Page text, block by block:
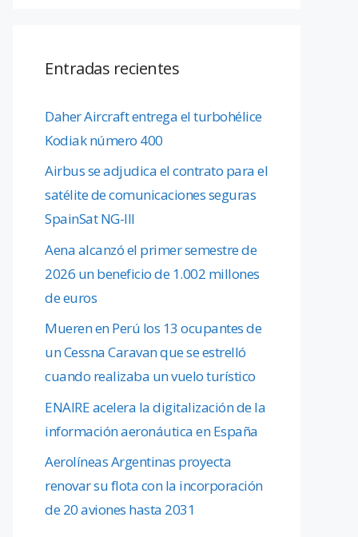
Entradas recientes
Daher Aircraft entrega el turbohélice
Kodiak número 400
Airbus se adjudica el contrato para el
satélite de comunicaciones seguras
SpainSat NG-III
Aena alcanzó el primer semestre de
2026 un beneficio de 1.002 millones
de euros
Mueren en Perú los 13 ocupantes de
un Cessna Caravan que se estrelló
cuando realizaba un vuelo turístico
ENAIRE acelera la digitalización de la
información aeronáutica en España
Aerolíneas Argentinas proyecta
renovar su flota con la incorporación
de 20 aviones hasta 2031